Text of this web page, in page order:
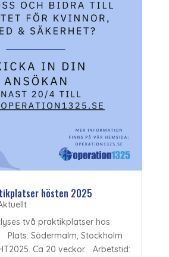
hösten 2025
två praktikplatser hos
Plats: Södermalm, Stockholm
Ca 20 veckor. Arbetstid: